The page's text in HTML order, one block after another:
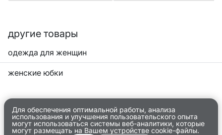
другие товары
одежда для женщин
женские юбки
Для обеспечения оптимальной работы, анализа
использования и улучшения пользовательского опыта
могут использоваться системы веб-аналитики, которые
могут размещать на Вашем устройстве cookie-файлы.